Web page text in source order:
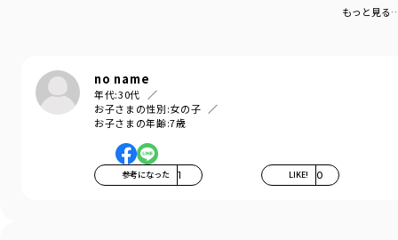
もっと見る
no name
年代:30代
お子さまの性別:女の子
お子さまの年齢:7歳
参考になった 1 LIKE! 0
おしゃれなこどものデニムクローゼット。
ブランシェスとEDWINによる
全く新しいキッズブランドです。
着用イメージ/カラー：ネイビーブルー
モデル：身長120cm 体重19.5kg